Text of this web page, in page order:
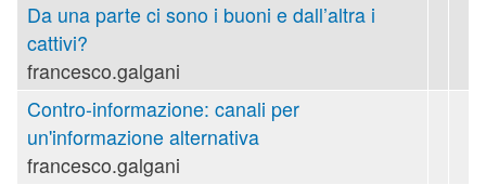
Da una parte ci sono i buoni e dall’altra i
cattivi?
francesco.galgani
Contro-informazione: canali per
un'informazione alternativa
francesco.galgani